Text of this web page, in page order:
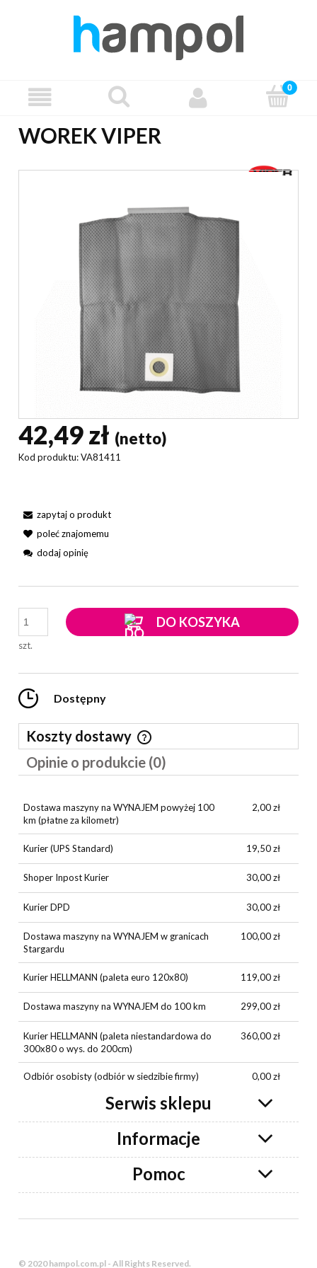
WOREK VIPER
42,49 zł (netto)
Kod produktu:VA81411
zapytaj o produkt
poleć znajomemu
dodaj opinię
szt.
DO KOSZYKA
Dostępny
Koszty dostawy
Cena nie zawiera ewentualnych kosztów płatności
Opinie o produkcie (0)
Dostawa maszyny na WYNAJEM powyżej 100
km (płatne za kilometr)
2,00 zł
Kurier(UPS Standard) 19,50 zł
Shoper Inpost Kurier 30,00 zł
Kurier DPD 30,00 zł
Dostawa maszyny na WYNAJEM w granicach
Stargardu
100,00 zł
Kurier HELLMANN (paleta euro 120x80) 119,00 zł
Dostawa maszyny na WYNAJEM do 100 km 299,00 zł
Kurier HELLMANN (paleta niestandardowa do
300x80 o wys. do 200cm)
360,00 zł
Odbiór osobisty(odbiór w siedzibie firmy) 0,00 zł
Serwis sklepu
Informacje
Pomoc
© 2020 hampol.com.pl - All Rights Reserved.